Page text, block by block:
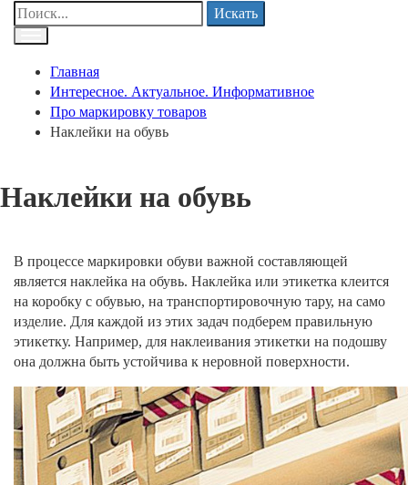
Искать
Главная
Интересное. Актуальное. Информативное
Про маркировку товаров
Наклейки на обувь
Наклейки на обувь
В процессе маркировки обуви важной составляющей
является наклейка на обувь. Наклейка или этикетка клеится
на коробку с обувью, на транспортировочную тару, на само
изделие. Для каждой из этих задач подберем правильную
этикетку. Например, для наклеивания этикетки на подошву
она должна быть устойчива к неровной поверхности.